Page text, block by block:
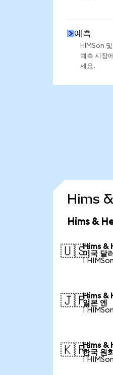
예측
HIMSon
예측 시장
세요.
Hims &
Hims &
🇺🇸Hims &
미국 달러
1
🇯🇵Hims &
일본 엔
1
🇰🇷Hims &
한국 원
1